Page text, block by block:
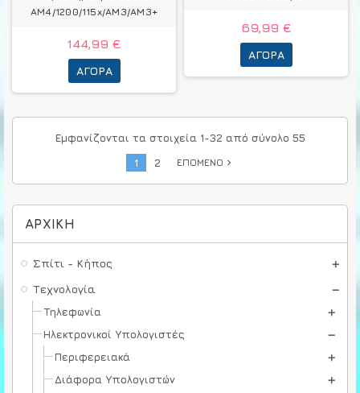
ΑΡΧΙΚΉ
Σπίτι - Κήπος
Τεχνολογία
Τηλεφωνία
Ηλεκτρονικοί Υπολογιστές
Περιφερειακά
Διάφορα Υπολογιστών
AM4/1200/115x/AM3/AM3+
144,99 €
ΑΓΟΡΆ
69,99 €
ΑΓΟΡΆ
Εμφανίζονται τα στοιχεία 1-32 από σύνολο 55
1
2 ΕΠΌΜΕΝΟ navigate_next